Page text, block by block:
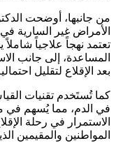
من جانبها، أوضحت
الأمراض غير السارية
تعتمد نهجاً علاجياً شاملاً
المساعدة، إلى جانب
بعد الإقلاع لتقليل
كما تُستَخدم تقنيات
في الدم، مما يُسهم في
الاستمرار في رحلة
المواطنين والمقيمين